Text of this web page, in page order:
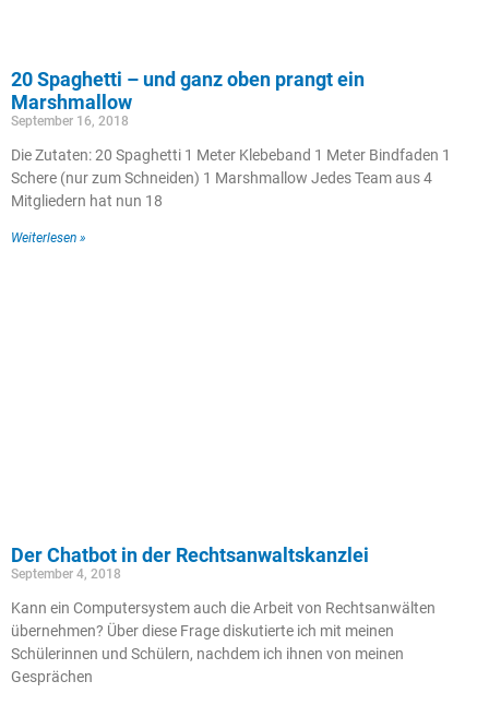
20 Spaghetti – und ganz oben prangt ein
Marshmallow
September 16, 2018
Die Zutaten: 20 Spaghetti 1 Meter Klebeband 1 Meter Bindfaden 1
Schere (nur zum Schneiden) 1 Marshmallow Jedes Team aus 4
Mitgliedern hat nun 18
Weiterlesen »
Der Chatbot in der Rechtsanwaltskanzlei
September 4, 2018
Kann ein Computersystem auch die Arbeit von Rechtsanwälten
übernehmen? Über diese Frage diskutierte ich mit meinen
Schülerinnen und Schülern, nachdem ich ihnen von meinen
Gesprächen